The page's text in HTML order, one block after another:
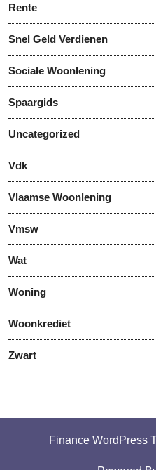
Rente
Snel Geld Verdienen
Sociale Woonlening
Spaargids
Uncategorized
Vdk
Vlaamse Woonlening
Vmsw
Wat
Woning
Woonkrediet
Zwart
Finance WordPress